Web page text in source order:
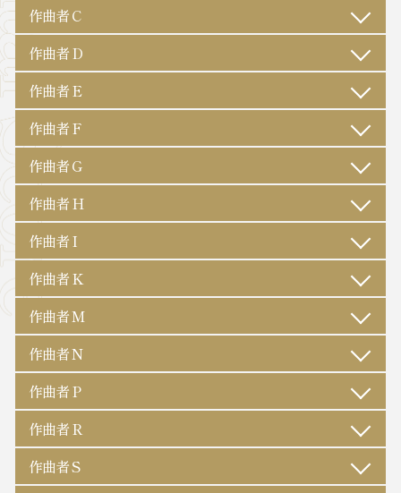
作曲者 C
作曲者 D
作曲者 E
作曲者 F
作曲者 G
作曲者 H
作曲者 I
作曲者 K
作曲者 M
作曲者 N
作曲者 P
作曲者 R
作曲者 S